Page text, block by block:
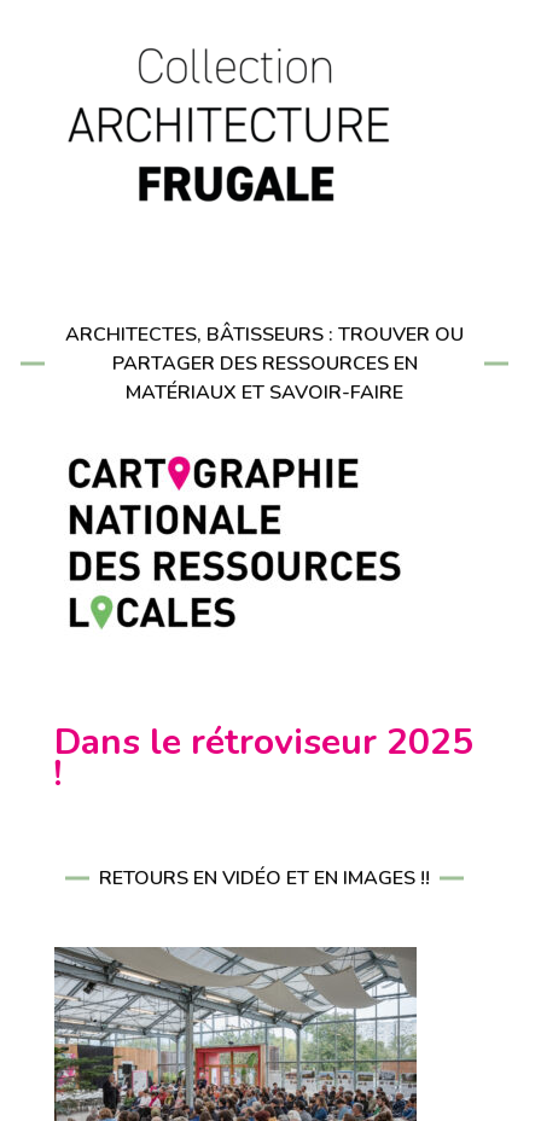
ARCHITECTES, BÂTISSEURS : TROUVER OU
PARTAGER DES RESSOURCES EN
MATÉRIAUX ET SAVOIR-FAIRE
Dans le rétroviseur 2025
!
RETOURS EN VIDÉO ET EN IMAGES !!